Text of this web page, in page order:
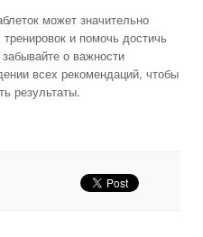
может значительно
и помочь достичь
о важности
всех рекомендаций, чтобы
результаты.